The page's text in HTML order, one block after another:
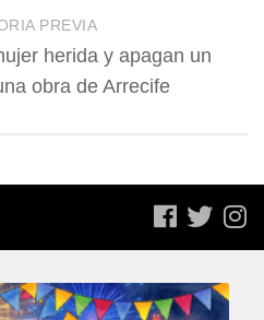
PREVIA
herida y apagan un
obra de Arrecife